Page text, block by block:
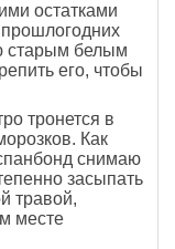
остатками
старым белым
его, чтобы
тронется в
Как
снимаю
засыпать
травой,
месте